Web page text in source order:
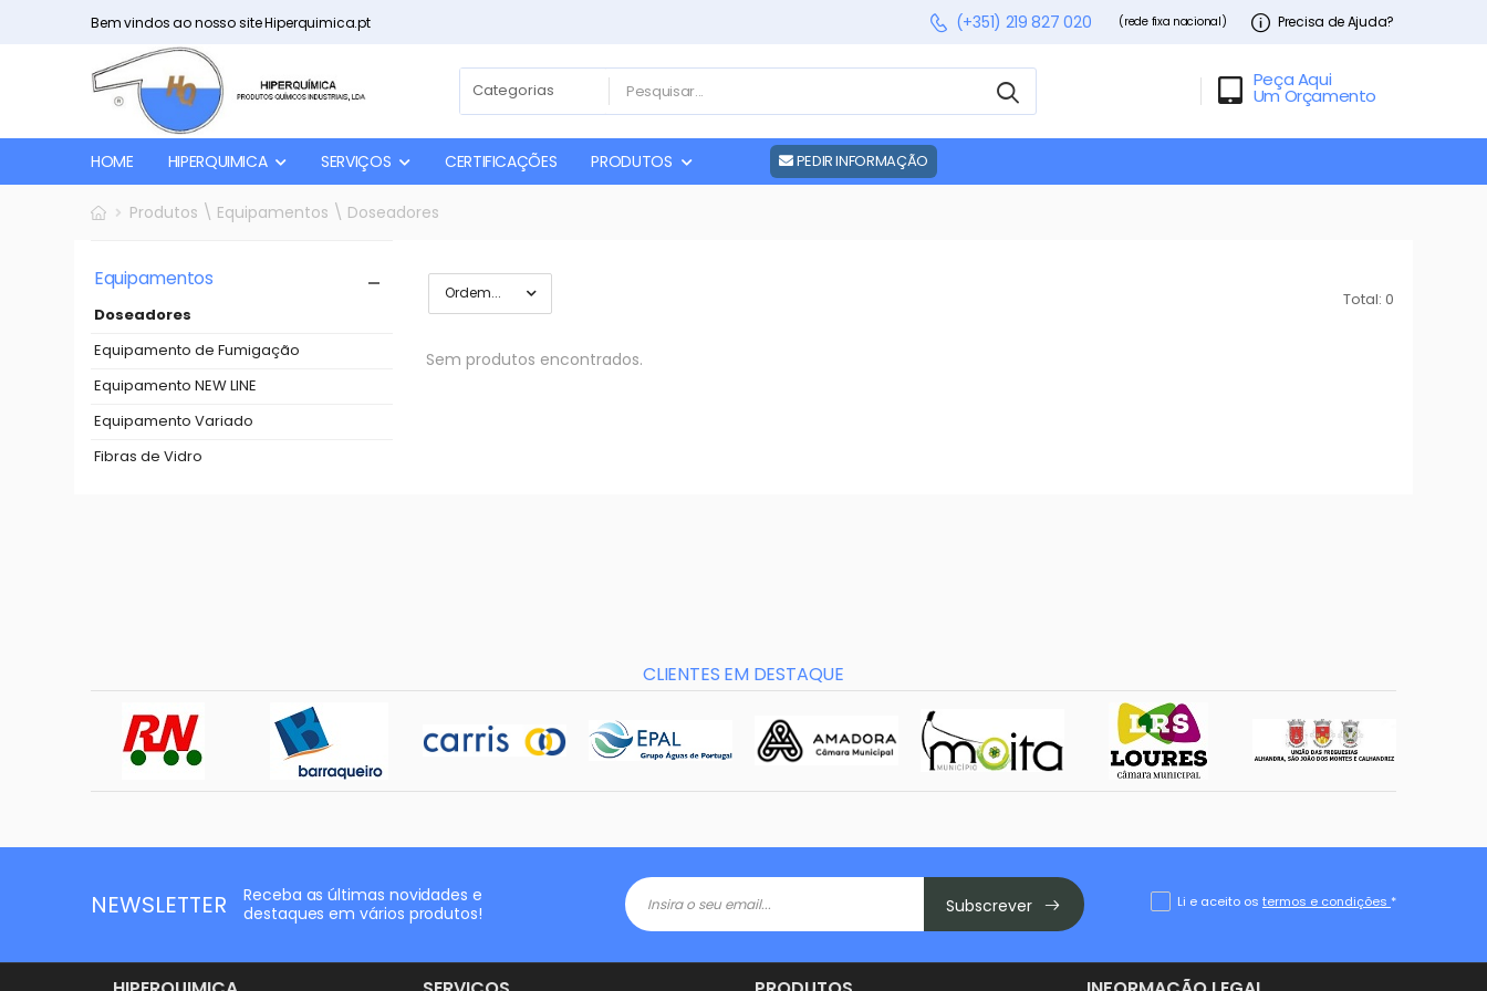
Bem vindos ao nosso site Hiperquimica.pt (+351) 219 827 020 (rede fixa nacional) Precisa de Ajuda?
Peça Aqui
Um Orçamento
HOME HIPERQUIMICA SERVIÇOS CERTIFICAÇÕES PRODUTOS PEDIR INFORMAÇÃO
Produtos \ Equipamentos \ Doseadores
Equipamentos
Doseadores
Equipamento de Fumigação
Equipamento NEW LINE
Equipamento Variado
Fibras de Vidro
Total: 0
Sem produtos encontrados.
CLIENTES EM DESTAQUE
NEWSLETTER
Receba as últimas novidades e
destaques em vários produtos!
Subscrever Li e aceito os termos e condições *